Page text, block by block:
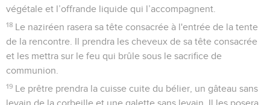
végétale et l’offrande liquide qui l’accompagnent.
18 Le naziréen rasera sa tête consacrée à l'entrée de la tente
de la rencontre. Il prendra les cheveux de sa tête consacrée
et les mettra sur le feu qui brûle sous le sacrifice de
communion.
19 Le prêtre prendra la cuisse cuite du bélier, un gâteau sans
levain de la corbeille et une galette sans levain. Il les posera